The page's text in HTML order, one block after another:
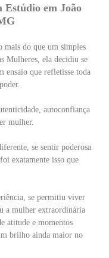
Estúdio em João
mais do que um simples
Mulheres, ela decidiu se
ensaio que refletisse toda
autoconfiança
mulher.
se sentir poderosa
exatamente isso que
se permitiu viver
a mulher extraordinária
atitude e momentos
brilho ainda maior no